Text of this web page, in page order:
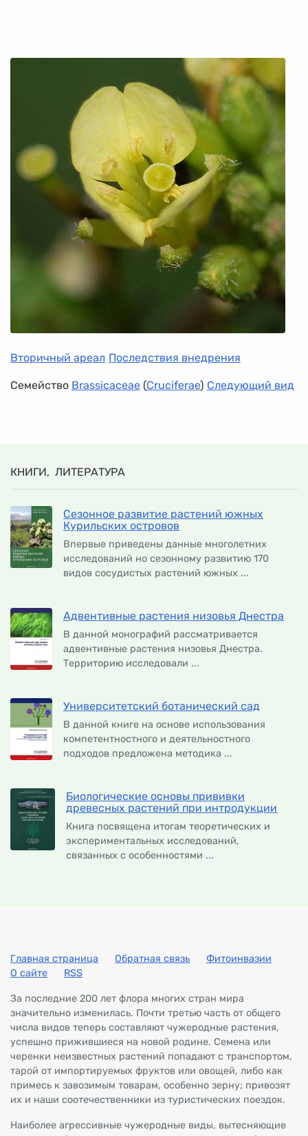
Вторичный ареал Последствия внедрения
Семейство Brassicaceae (Cruciferae) Следующий вид
КНИГИ, ЛИТЕРАТУРА
Сезонное развитие растений южных
Курильских островов
Впервые приведены данные многолетних
исследований но сезонному развитию 170
видов сосудистых растений южных ...
Адвентивные растения низовья Днестра
В данной монографий рассматривается
адвентивные растения низовья Днестра.
Территорию исследовали ...
Университетский ботанический сад
В данной книге на основе использования
компетентностного и деятельностного
подходов предложена методика ...
Биологические основы прививки
древесных растений при интродукции
Книга посвящена итогам теоретических и
экспериментальных исследований,
связанных с особенностями ...
Главная страница Обратная связь
Фитоинвазии
О сайте
RSS
За последние 200 лет флора многих стран мира
значительно изменилась. Почти третью часть от общего
числа видов теперь составляют чужеродные растения,
успешно прижившиеся на новой родине. Семена или
черенки неизвестных растений попадают с транспортом,
тарой от импортируемых фруктов или овощей, либо как
примесь к завозимым товарам, особенно зерну; привозят
их и наши соотечественники из туристических поездок.
Наиболее агрессивные чужеродные виды, вытесняющие